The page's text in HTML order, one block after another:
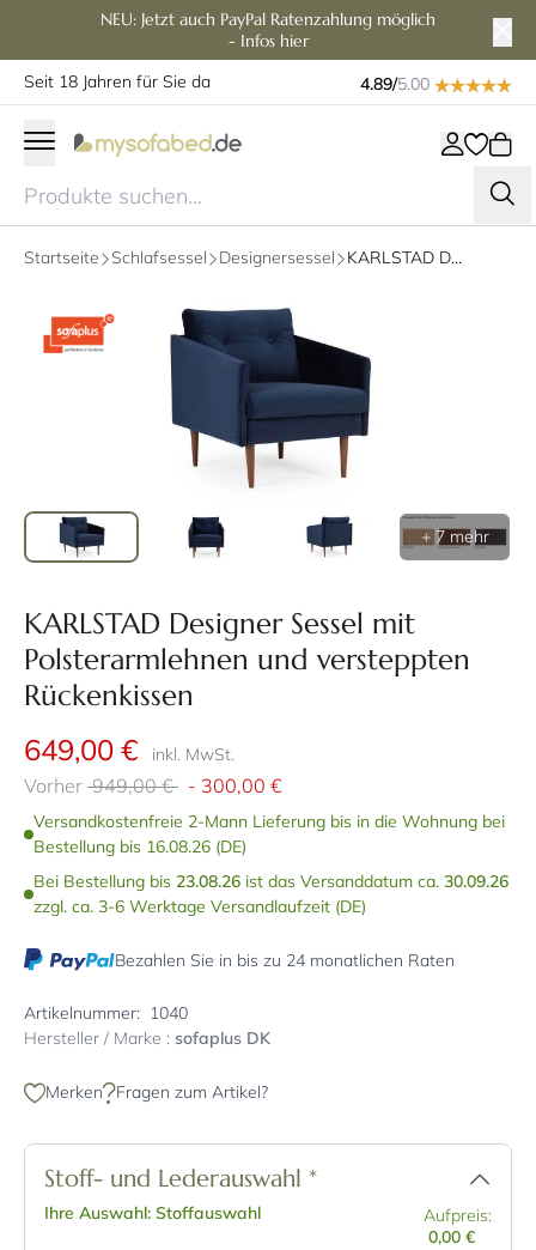
NEU: Jetzt auch PayPal Ratenzahlung möglich
- Infos hier
Seit 18 Jahren für Sie da
4.89/5.00
Startseite Schlafsessel Designersessel KARLSTAD Designer Sessel mit Polsterarmlehnen und versteppten Rückenkissen
+ 7 mehr
KARLSTAD Designer Sessel mit
Polsterarmlehnen und versteppten
Rückenkissen
649,00 €
inkl. MwSt.
Vorher 949,00 € - 300,00 €
Versandkostenfreie 2-Mann Lieferung bis in die Wohnung bei
Bestellung bis 16.08.26 (DE)
Bei Bestellung bis 23.08.26 ist das Versanddatum ca. 30.09.26
zzgl. ca. 3-6 Werktage Versandlaufzeit (DE)
Bezahlen Sie in bis zu 24 monatlichen Raten
Artikelnummer: 1040
Hersteller / Marke : sofaplus DK
Merken Fragen zum Artikel?
Stoff- und Lederauswahl *
Ihre Auswahl: Stoffauswahl
Aufpreis:
0,00 €